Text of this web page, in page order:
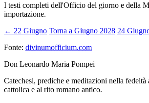
I testi completi dell'Officio del giorno e della
importazione.
← 22 Giugno Torna a Giugno 2028 24
Fonte: divinumofficium.com
Don Leonardo Maria Pompei
Catechesi, prediche e meditazioni nella fedeltà
cattolica e al rito romano antico.